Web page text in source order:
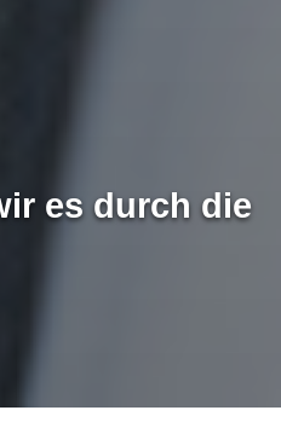
es durch die